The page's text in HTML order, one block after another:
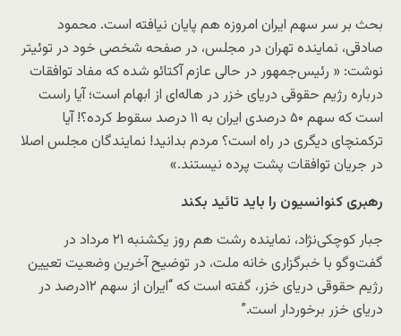
بحث بر سر سهم ایران امروزه هم پایان نیافته است. محمود
صادقی، نماینده تهران در مجلس، در صفحه شخصی خود در توئیتر
نوشت: « رئیس‌جمهور در حالی عازم آکتائو شده که مفاد توافقات
درباره رژیم حقوقی دریای خزر در هاله‌ای از ابهام است؛ آیا راست
است که سهم ۵۰ درصدی ایران به ۱۱ درصد سقوط کرده؟! آیا
ترکمنچای دیگری در راه است؟ مردم بدانید! نمایندگان مجلس اصلا
در جریان توافقات پشت پرده نیستند.»
رهبری کنوانسیون را باید تائید بکند
جبار کوچکی‌نژاد، نماینده رشت هم روز یکشنبه ۲۱ مرداد در
گفت‌وگو با خبرگزاری خانه‌ ملت، در توضیح آخرین وضعیت تعیین
رژیم حقوقی دریای خزر، گفته است که “ایران از سهم ۱۲درصد در
دریای خزر برخوردار است.”